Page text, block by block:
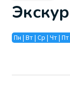
Пн | Вт | Ср | Чт |